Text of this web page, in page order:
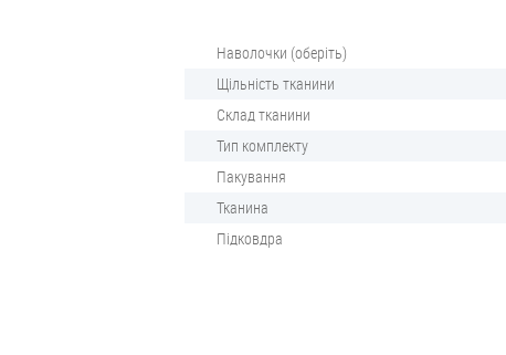
Наволочки (оберіть)
Щільність тканини
Склад тканини
Тип комплекту
Пакування
Тканина
Підковдра